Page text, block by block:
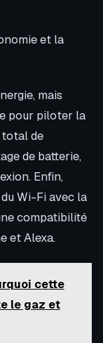
et la
mais
pour piloter la
de
de batterie,
Enfin,
Wi-Fi avec la
compatibilité
et Alexa.
cette
le gaz et